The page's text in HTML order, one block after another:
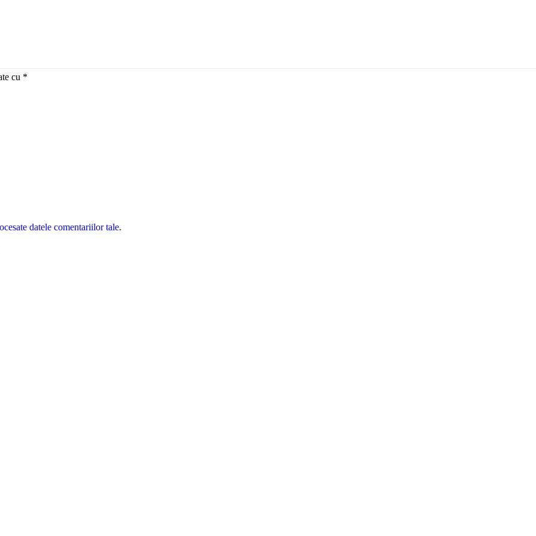
cu *
datele comentariilor tale.